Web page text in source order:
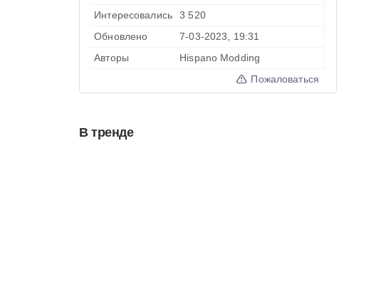
Интересовались
3 520
Обновлено
7-03-2023, 19:31
Авторы
Hispano Modding
Пожаловаться
В тренде